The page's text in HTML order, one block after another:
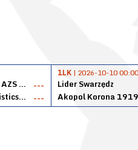
Akopol Korona 1919 AZS PK Kraków
---
GMMInoxMergerLogisticsPanteryŁańcut
---
1LK | 2026-10-10 00:00
Lider Swarzędz